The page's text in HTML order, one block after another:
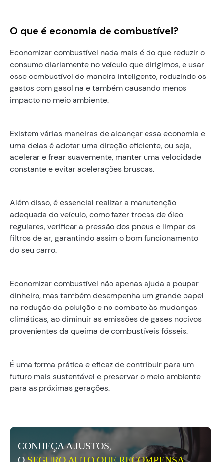
O que é economia de combustível?
Economizar combustível nada mais é do que reduzir o
consumo diariamente no veículo que dirigimos, e usar
esse combustível de maneira inteligente, reduzindo os
gastos com gasolina e também causando menos
impacto no meio ambiente.
Existem várias maneiras de alcançar essa economia e
uma delas é adotar uma direção eficiente, ou seja,
acelerar e frear suavemente, manter uma velocidade
constante e evitar acelerações bruscas.
Além disso, é essencial realizar a manutenção
adequada do veículo, como fazer trocas de óleo
regulares, verificar a pressão dos pneus e limpar os
filtros de ar, garantindo assim o bom funcionamento
do seu carro.
Economizar combustível não apenas ajuda a poupar
dinheiro, mas também desempenha um grande papel
na redução da poluição e no combate às mudanças
climáticas, ao diminuir as emissões de gases nocivos
provenientes da queima de combustíveis fósseis.
É uma forma prática e eficaz de contribuir para um
futuro mais sustentável e preservar o meio ambiente
para as próximas gerações.
CONHEÇA A JUSTOS,
OSEGURO AUTO QUE RECOMPENSA